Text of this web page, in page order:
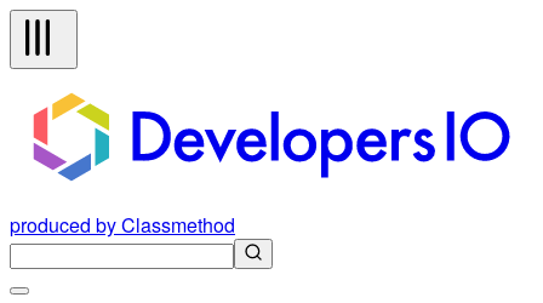
produced by Classmethod